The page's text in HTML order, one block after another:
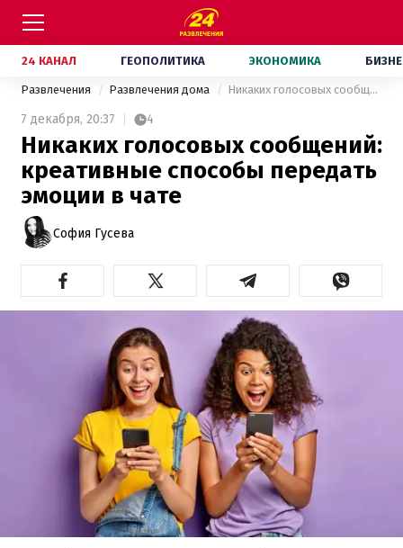
24 КАНАЛ ГЕОПОЛИТИКА ЭКОНОМИКА
Развлечения Развлечения дома Никаких голосовых сообщений: креативные способы передать эмоции в чате
7 декабря, 20:37 4
Никаких голосовых сообщений:
креативные способы передать
эмоции в чате
София Гусева